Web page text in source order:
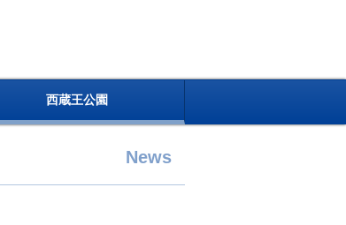
西蔵王公園
News